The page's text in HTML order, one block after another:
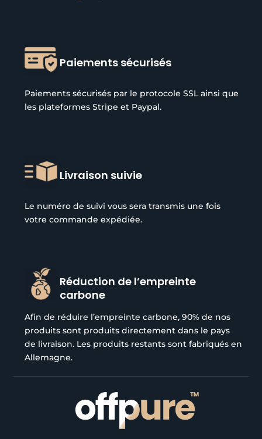
Paiements sécurisés
Paiements sécurisés par le protocole SSL ainsi que
les plateformes Stripe et Paypal.
Livraison suivie
Le numéro de suivi vous sera transmis une fois
votre commande expédiée.
Réduction de l’empreinte
carbone
Afin de réduire l’empreinte carbone, 90% de nos
produits sont produits directement dans le pays
de livraison. Les produits restants sont fabriqués en
Allemagne.